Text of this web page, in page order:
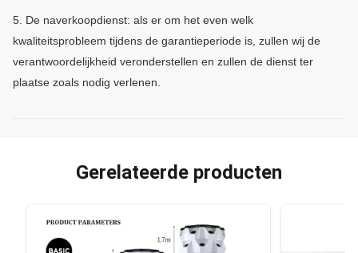
5. De naverkoopdienst: als er om het even welk
kwaliteitsprobleem tijdens de garantieperiode is, zullen wij de
verantwoordelijkheid veronderstellen en zullen de dienst ter
plaatse zoals nodig verlenen.
Gerelateerde producten